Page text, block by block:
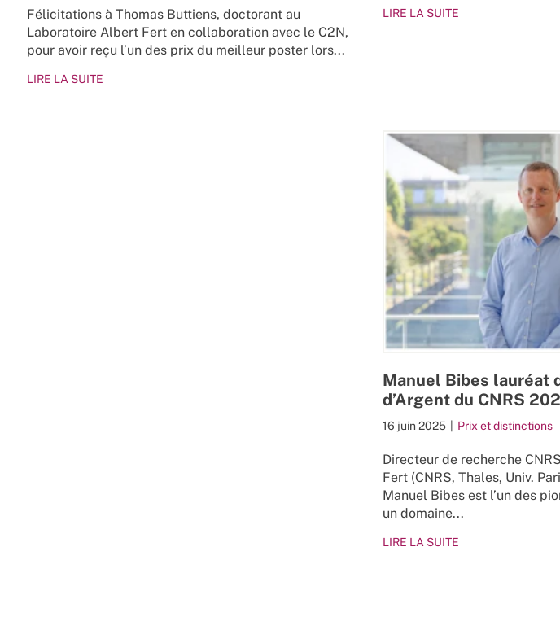
Félicitations à Thomas Buttiens, doctorant au
Laboratoire Albert Fert en collaboration avec le C2N,
pour avoir reçu l’un des prix du meilleur poster lors...
LIRE LA SUITE
LIRE LA SUITE
Manuel Bibes lauréat
d’Argent du CNRS
16 juin 2025 Prix et distinctions
Directeur de recherche
Fert (CNRS, Thales, Univ.
Manuel Bibes est l’un des
un domaine...
LIRE LA SUITE